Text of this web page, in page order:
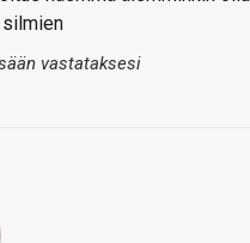
vastataksesi